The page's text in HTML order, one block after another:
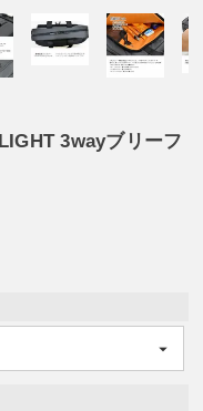
3wayブリーフ